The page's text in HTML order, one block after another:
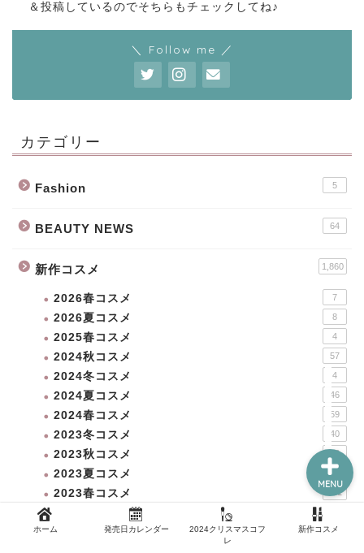
＆投稿しているのでそちらもチェックしてね♪
＼ Follow me ／
カテゴリー
Fashion 5
BEAUTY NEWS 64
新作コスメ 1,860
2026春コスメ 7
2026夏コスメ 8
2025春コスメ 4
2024秋コスメ 57
2024冬コスメ 4
2024夏コスメ 46
2024春コスメ 59
2023冬コスメ 40
2023秋コスメ 76
2023夏コスメ 95
2023春コスメ 121
2022冬コスメ
2022秋コスメ 127
ホーム 発売日カレンダー
2024クリスマスコフ
レ
新作コスメ
MENU